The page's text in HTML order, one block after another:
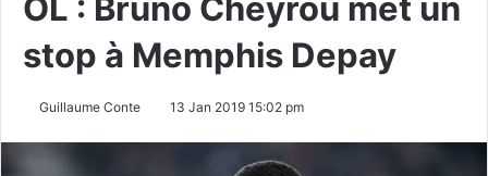
OL : Bruno Cheyrou met un
stop à Memphis Depay
Guillaume Conte 13 Jan 2019 15:02 pm